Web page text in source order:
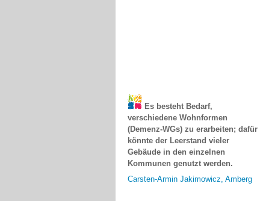
verschiedene Wohnformen
(Demenz-WGs) zu erarbeiten; dafür
könnte der Leerstand vieler
Gebäude in den einzelnen
Kommunen genutzt werden.